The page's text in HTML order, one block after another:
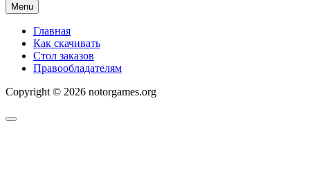
Menu
Главная
Как скачивать
Стол заказов
Правообладателям
Copyright © 2026 notorgames.org
Scroll